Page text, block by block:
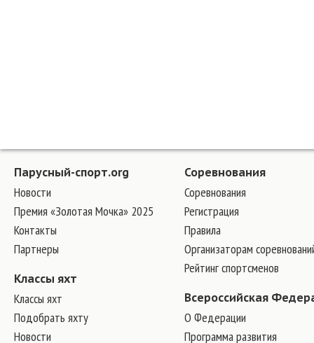
Парусный-спорт.org
Новости
Премия «Золотая Мочка» 2025
Контакты
Партнеры
Классы яхт
Классы яхт
Подобрать яхту
Новости
Соревнования
Соревнования
Регистрация
Правила
Организаторам
Рейтинг спортсменов
Всероссийская
О Федерации
Программа развития